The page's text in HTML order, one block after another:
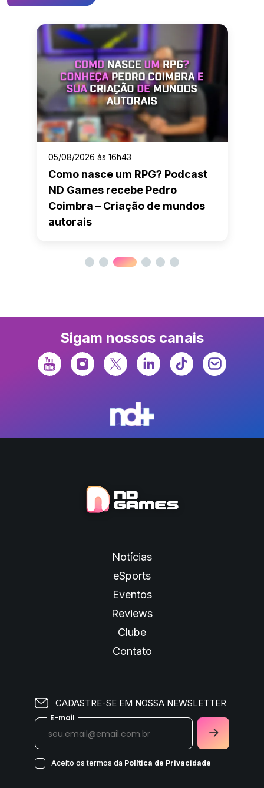
05/08/2026 às 16h43
Como nasce um RPG? Podcast
ND Games recebe Pedro
Coimbra – Criação de mundos
autorais
Sigam nossos canais
Notícias
eSports
Eventos
Reviews
Clube
Contato
CADASTRE-SE EM NOSSA NEWSLETTER
E-mail
Aceito os termos da Política de Privacidade